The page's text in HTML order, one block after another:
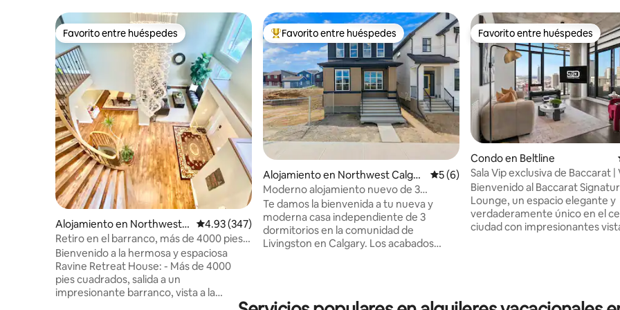
Favorito entre huéspedes
Favorito entre huéspedes
Alojamiento en Northwest
Calgary
Calificación promedio: 4.93 de 5, 347 reseñas
4.93 (347)
Retiro en el barranco, más de 4000 pies
cuadrados, lujo, aire acondicionado,
mesa de billar, etc.
Bienvenido a la hermosa y espaciosa
Ravine Retreat House: - Más de 4000
pies cuadrados, salida a un
impresionante barranco, vista a la
montaña - Entretenimiento en la mesa
Favorito entre huéspedes preferido
Favorito entre huéspedes
Alojamiento en Northwest Calgar
y
Calificación promedio: 5 de 5, 6 reseñas
5 (6)
Moderno alojamiento nuevo de 3
dormitorios con capacidad para 8
personas | Sillón de masaje
Te damos la bienvenida a tu nueva y
moderna casa independiente de 3
dormitorios en la comunidad de
Livingston en Calgary. Los acabados
Favorito entre huéspedes
Favorito entre huéspedes
Condo en Beltline
Sala Vip exclusiva de Baccarat |
montaña y a la ciudad
Bienvenido al Baccarat
Lounge, un espacio elegante y
verdaderamente único en el
ciudad con impresionantes
distingue. Perfecto para